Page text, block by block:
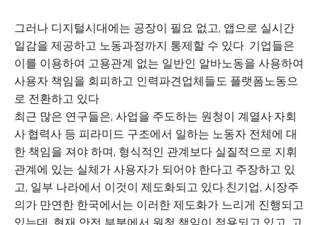
그러나 디지털시대에는 공장이 필요 없고, 앱으로 실시간
일감을 제공하고 노동과정까지 통제할 수 있다. 기업들은
이를 이용하여 고용관계 없는 일반인 알바노동을 사용하여
사용자 책임을 회피하고 인력파견업체들도 플랫폼노동으
로 전환하고 있다.
최근 많은 연구들은, 사업을 주도하는 원청이 계열사·자회
사·협력사 등 피라미드 구조에서 일하는 노동자 전체에 대
한 책임을 져야 하며, 형식적인 관계보다 실질적으로 지휘
관계에 있는 실체가 사용자가 되어야 한다고 주장하고 있
고, 일부 나라에서 이것이 제도화되고 있다.친기업, 시장주
의가 만연한 한국에서는 이러한 제도화가 느리게 진행되고